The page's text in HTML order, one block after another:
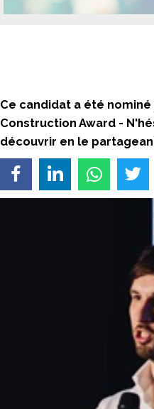
Ce candidat a été
Construction Award -
découvrir en le